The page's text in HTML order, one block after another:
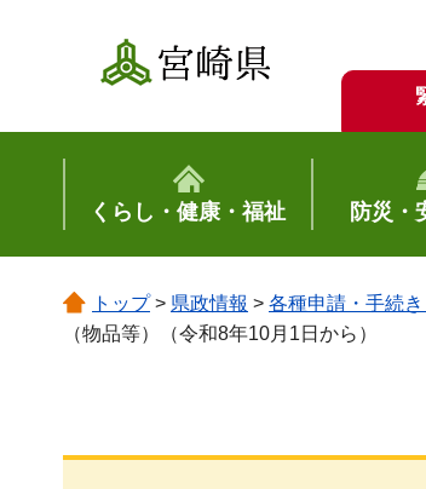
宮崎県
くらし・健康・福祉 防災・
トップ> 県政情報 > 各種申請・手続
（物品等）（令和8年10月1日から）